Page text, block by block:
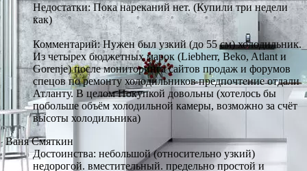
Недостатки: Пока нареканий нет. (Купили три недели
как)
Комментарий: Нужен был узкий (до 55 см) холодильник.
Из четырех бюджетных марок (Liebherr, Beko, Atlant и
Gorenje) после мониторинга сайтов продаж и форумов
спецов по ремонту холодильников предпочтение отдали
Атланту. В целом Покупкой довольны (хотелось бы
побольше объём холодильной камеры, возможно за счёт
высоты холодильника)
Ваня Смяткин
Достоинства: небольшой (относительно узкий)
недорогой. вместительный. предельно простой и